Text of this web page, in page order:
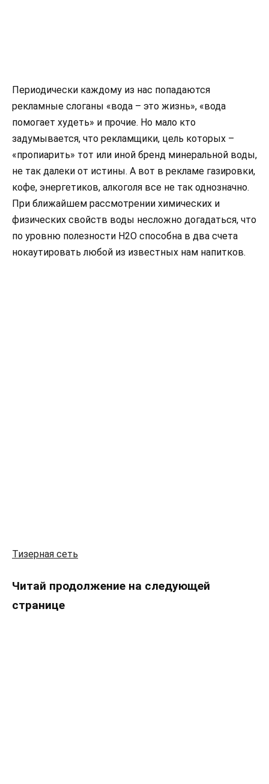
Периодически каждому из нас попадаются
рекламные слоганы «вода – это жизнь», «вода
помогает худеть» и прочие. Но мало кто
задумывается, что рекламщики, цель которых –
«пропиарить» тот или иной бренд минеральной воды,
не так далеки от истины. А вот в рекламе газировки,
кофе, энергетиков, алкоголя все не так однозначно.
При ближайшем рассмотрении химических и
физических свойств воды несложно догадаться, что
по уровню полезности H2O способна в два счета
нокаутировать любой из известных нам напитков.
Тизерная сеть
Читай продолжение на следующей
странице